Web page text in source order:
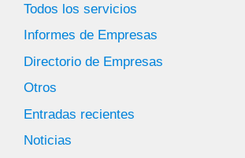
Todos los servicios
Informes de Empresas
Directorio de Empresas
Otros
Entradas recientes
Noticias